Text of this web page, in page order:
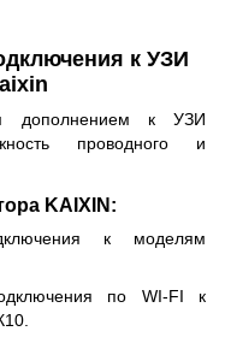
к УЗИ
дополнением к УЗИ
проводного и
KAIXIN:
к моделям
по WI-FI к